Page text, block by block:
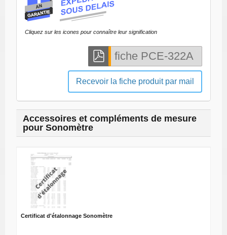
Cliquez sur les icones pour connaître leur signification
Recevoir la fiche produit par mail
Accessoires et compléments de mesure
pour Sonomètre
Certificat d'étalonnage Sonomètre